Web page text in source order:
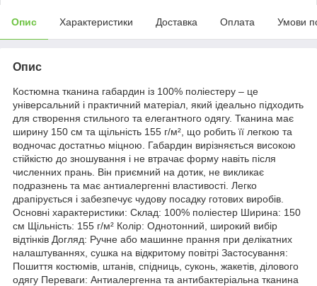
Опис Характеристики Доставка Оплата Умови
Опис
Костюмна тканина габардин із 100% поліестеру – це
універсальний і практичний матеріал, який ідеально підходить
для створення стильного та елегантного одягу. Тканина має
ширину 150 см та щільність 155 г/м², що робить її легкою та
водночас достатньо міцною. Габардин вирізняється високою
стійкістю до зношування і не втрачає форму навіть після
численних прань. Він приємний на дотик, не викликає
подразнень та має антиалергенні властивості. Легко
драпірується і забезпечує чудову посадку готових виробів.
Основні характеристики: Склад: 100% поліестер Ширина: 150
см Щільність: 155 г/м² Колір: Однотонний, широкий вибір
відтінків Догляд: Ручне або машинне прання при делікатних
налаштуваннях, сушка на відкритому повітрі Застосування:
Пошиття костюмів, штанів, спідниць, суконь, жакетів, ділового
одягу Переваги: Антиалергенна та антибактеріальна тканина